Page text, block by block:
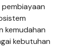
kemudahan
kebutuhan